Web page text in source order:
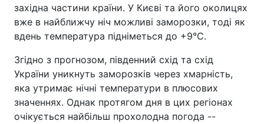
західна частини країни. У Києві та його околицях
вже в найближчу ніч можливі заморозки, тоді як
вдень температура підніметься до +9°C.
Згідно з прогнозом, південний схід та схід
України уникнуть заморозків через хмарність,
яка утримає нічні температури в плюсових
значеннях. Однак протягом дня в цих регіонах
очікується найбільш прохолодна погода --